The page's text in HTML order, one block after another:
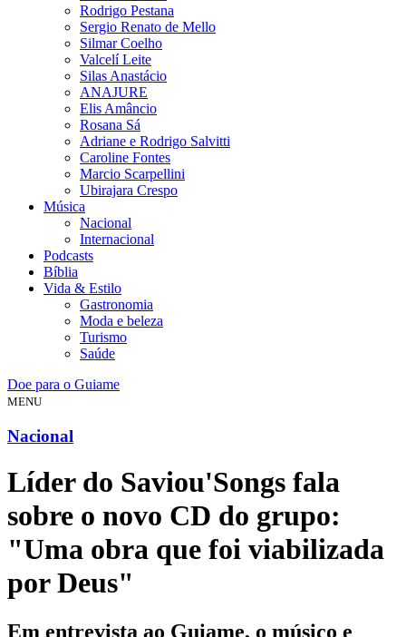
Rodrigo Pestana
Sergio Renato de Mello
Silmar Coelho
Valcelí Leite
Silas Anastácio
ANAJURE
Elis Amâncio
Rosana Sá
Adriane e Rodrigo Salvitti
Caroline Fontes
Marcio Scarpellini
Ubirajara Crespo
Música
Nacional
Internacional
Podcasts
Bíblia
Vida & Estilo
Gastronomia
Moda e beleza
Turismo
Saúde
Doe para o Guiame
MENU
Nacional
Líder do Saviou'Songs fala
sobre o novo CD do grupo:
"Uma obra que foi viabilizada
por Deus"
Em entrevista ao Guiame, o músico e